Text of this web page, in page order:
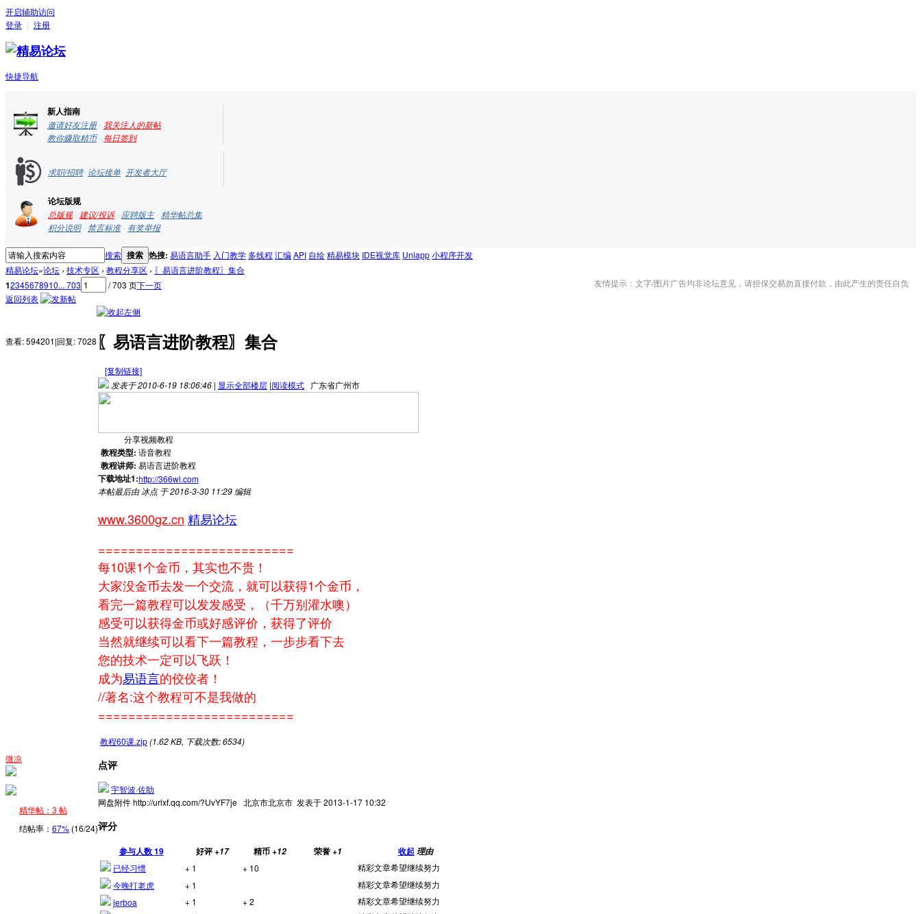
开启辅助访问
登录 | 注册
快捷导航
新人指南
邀请好友注册- 我关注人的新帖
教你赚取精币- 每日签到
求职/招聘- 论坛接单- 开发者大厅
论坛版规
总版规- 建议/投诉- 应聘版主- 精华帖总集
积分说明- 禁言标准- 有奖举报
搜索 搜索 热搜: 易语言助手 入门教学 多线程 汇编API 自绘精易模块 IDE视觉库 Uniapp小程序开发
精易论坛»论坛› 技术专区› 教程分享区› 〖易语言进阶教程〗集合
友情提示：文字/图片广告均非论坛意见，请担保交易勿直接付款，由此产生的责任自负
12345678910... 703 / 703 页下一页
返回列表
查看:594201|回复:7028 〖易语言进阶教程〗集合
[复制链接]
微凉
精华帖：3 帖
结帖率： 67% (16/24)
发表于 2010-6-19 18:06:46 | 显示全部楼层 |阅读模式 广东省广州市
分享视频教程
教程类型: 语音教程
教程讲师: 易语言进阶教程
下载地址1:http://366wl.com
本帖最后由 冰点 于 2016-3-30 11:29 编辑
www.3600gz.cn 精易论坛
==========================
每10课1个金币，其实也不贵！
大家没金币去发一个交流，就可以获得1个金币，
看完一篇教程可以发发感受，（千万别灌水噢）
感受可以获得金币或好感评价，获得了评价
当然就继续可以看下一篇教程，一步步看下去
您的技术一定可以飞跃！
成为易语言的佼佼者！
//著名:这个教程可不是我做的
==========================
教程60课.zip(1.62 KB, 下载次数: 6534)
点评
宇智波·佐助
网盘附件 http://urlxf.qq.com/?UvYF7je 北京市北京市 发表于 2013-1-17 10:32
评分
参与人数19 好评+17 精币+12 荣誉+1 收起 理由
已经习惯
+ 1 + 10
精彩文章希望继续努力
今晚打老虎
+ 1
精彩文章希望继续努力
jerboa
+ 1 + 2
精彩文章希望继续努力